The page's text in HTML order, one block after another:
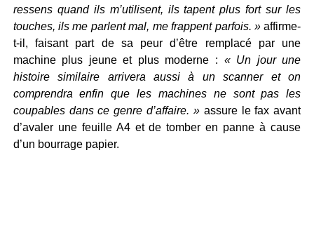
ressens quand ils m’utilisent, ils tapent plus fort sur les
touches, ils me parlent mal, me frappent parfois. »affirme-
t-il, faisant part de sa peur d’être remplacé par une
machine plus jeune et plus moderne : « Un jour une
histoire similaire arrivera aussi à un scanner et on
comprendra enfin que les machines ne sont pas les
coupables dans ce genre d’affaire. »assure le fax avant
d’avaler une feuille A4 et de tomber en panne à cause
d’un bourrage papier.